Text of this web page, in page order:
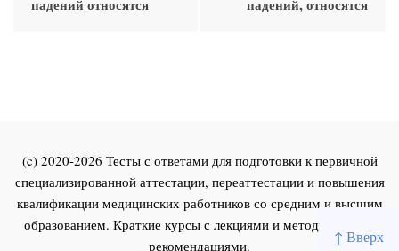
↑ Вверх
падений относятся
падений, относятся
(c) 2020-2026 Тесты с ответами для подготовки к первичной
специализированной аттестации, переаттестации и повышения
квалификации медицинских работников со средним и высшим
образованием. Краткие курсы с лекциями и методическими
рекомендациями.